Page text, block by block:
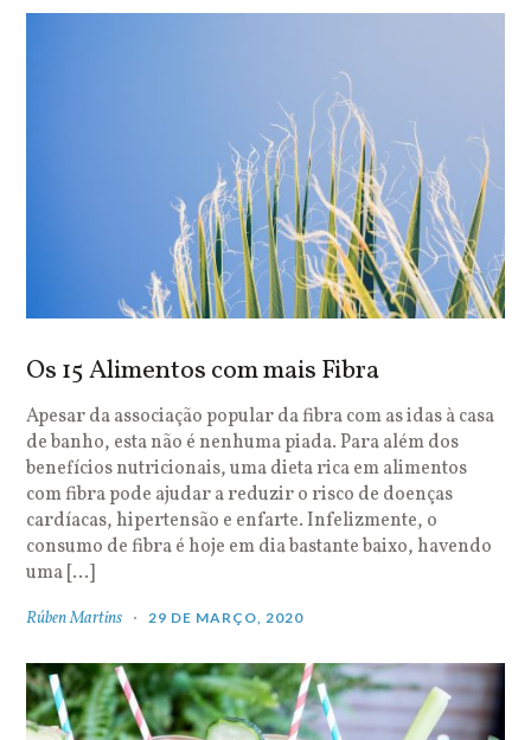
Os 15 Alimentos com mais Fibra
Apesar da associação popular da fibra com as idas à casa
de banho, esta não é nenhuma piada. Para além dos
benefícios nutricionais, uma dieta rica em alimentos
com fibra pode ajudar a reduzir o risco de doenças
cardíacas, hipertensão e enfarte. Infelizmente, o
consumo de fibra é hoje em dia bastante baixo, havendo
uma […]
Rúben Martins 29 DE MARÇO, 2020